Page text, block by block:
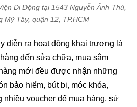
Di Động tại 1543 Nguyễn Ảnh Thủ,
Mỹ Tây, quận 12, TP.HCM
diễn ra hoạt động khai trương là
đến sửa chữa, mua sắm
mới đều được nhận những
bảo hiểm, bút bi, móc khóa,
voucher để mua hàng, sử